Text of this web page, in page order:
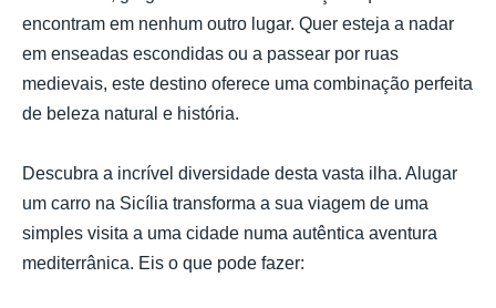
encontram em nenhum outro lugar. Quer esteja a nadar
em enseadas escondidas ou a passear por ruas
medievais, este destino oferece uma combinação perfeita
de beleza natural e história.
Descubra a incrível diversidade desta vasta ilha. Alugar
um carro na Sicília transforma a sua viagem de uma
simples visita a uma cidade numa autêntica aventura
mediterrânica. Eis o que pode fazer: